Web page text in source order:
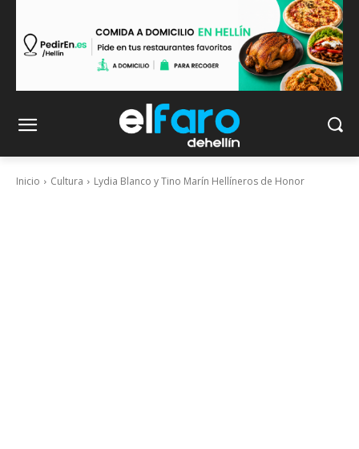
Inicio Cultura Lydia Blanco y Tino Marín Hellíneros de Honor